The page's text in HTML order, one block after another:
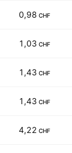
0,98 CHF
1,03 CHF
1,43 CHF
1,43 CHF
4,22 CHF